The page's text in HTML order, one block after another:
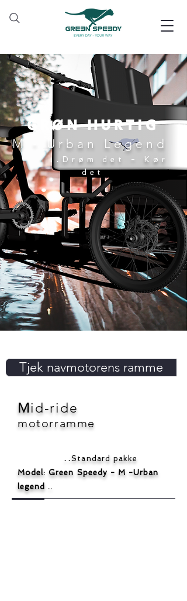
GRØN HURTIG
M - Urban Legend
.. Drøm det - Kør
det
Tjek navmotorens ramme
Mid-ride
motorramme
..Standard pakke
Model: Green Speedy - M -Urban
legend ..